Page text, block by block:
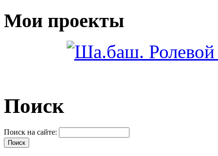
Мои проекты
Поиск
Поиск на сайте: